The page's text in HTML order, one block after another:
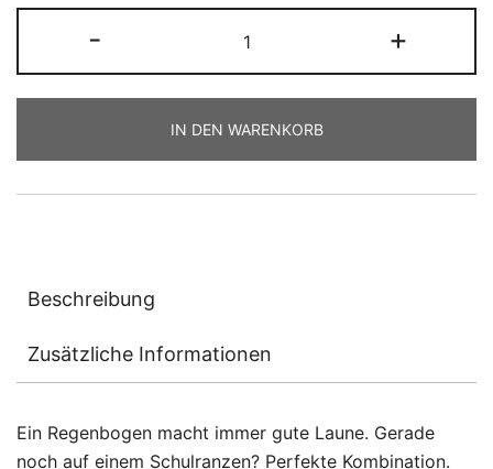
-
Patch
Regenbogen
+
IN DEN WARENKORB
Beschreibung
Zusätzliche Informationen
Ein Regenbogen macht immer gute Laune. Gerade
noch auf einem Schulranzen? Perfekte Kombination.